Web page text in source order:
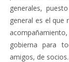
generales,
general es el que
gobierna para
amigos, de